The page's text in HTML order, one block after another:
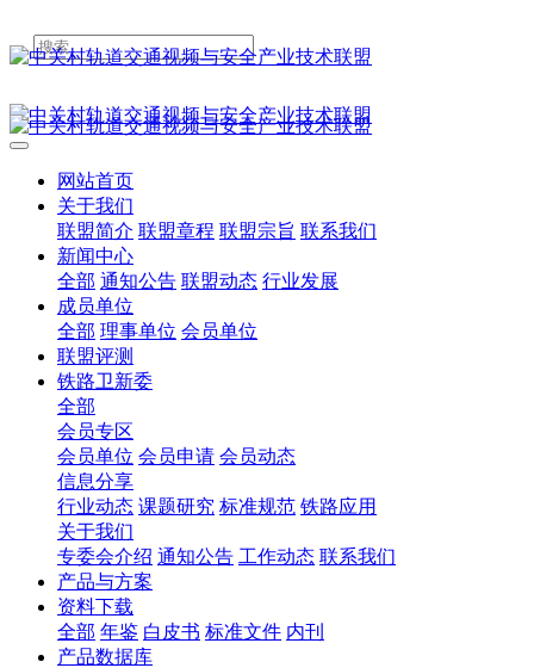
网站首页
关于我们
联盟简介 联盟章程 联盟宗旨 联系我们
新闻中心
全部 通知公告 联盟动态 行业发展
成员单位
全部 理事单位 会员单位
联盟评测
铁路卫新委
全部
会员专区
会员单位 会员申请 会员动态
信息分享
行业动态 课题研究 标准规范 铁路应用
关于我们
专委会介绍 通知公告 工作动态 联系我们
产品与方案
资料下载
全部 年鉴 白皮书 标准文件 内刊
产品数据库